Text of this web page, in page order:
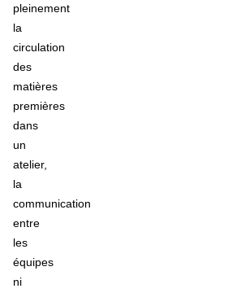
pleinement
la
circulation
des
matières
premières
dans
un
atelier,
la
communication
entre
les
équipes
ni